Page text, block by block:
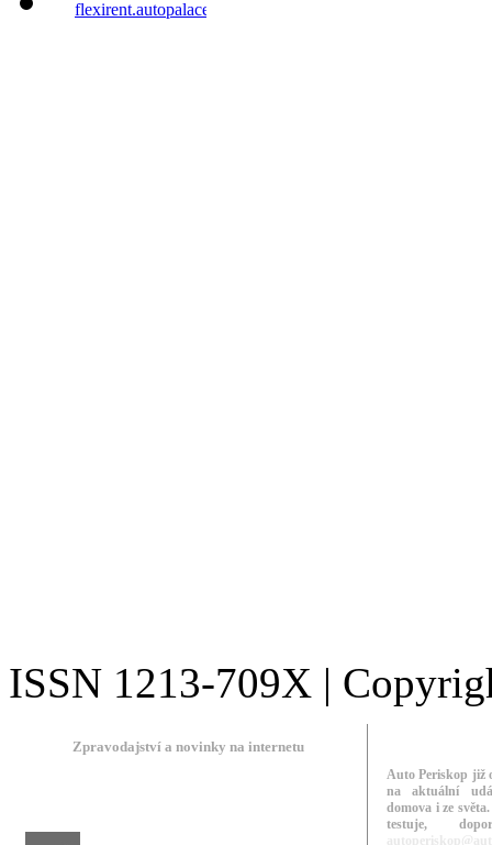
ISSN 1213-709X |
Zpravodajství a novinky na internetu
Auto Periskop již
na aktuální
domova i ze
testuje,